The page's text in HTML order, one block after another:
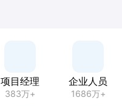
项目经理
383万+
企业人员
1686万+